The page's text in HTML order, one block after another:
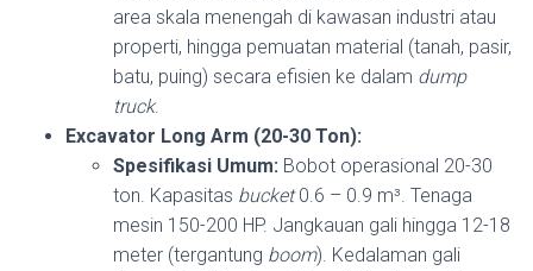
area skala menengah di kawasan industri atau
properti, hingga pemuatan material (tanah, pasir,
batu, puing) secara efisien ke dalam dump
truck.
Excavator Long Arm (20-30 Ton):
Spesifikasi Umum: Bobot operasional 20-30
ton. Kapasitas bucket0.6 – 0.9 m³. Tenaga
mesin 150-200 HP. Jangkauan gali hingga 12-18
meter (tergantung boom). Kedalaman gali